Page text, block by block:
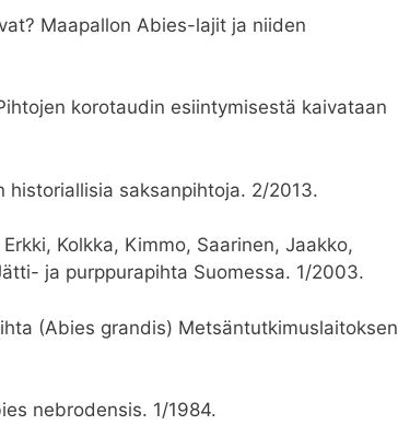
Maapallon Abies-lajit ja niiden
korotaudin esiintymisestä kaivataan
historiallisia saksanpihtoja. 2/2013.
Kolkka, Kimmo, Saarinen, Jaakko,
ja purppurapihta Suomessa. 1/2003.
(Abies grandis) Metsäntutkimuslaitoksen
nebrodensis. 1/1984.